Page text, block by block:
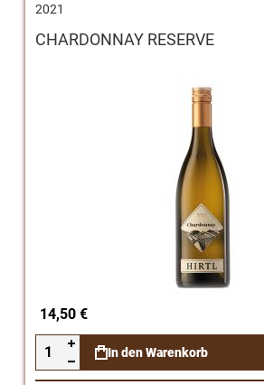
2021
CHARDONNAY RESERVE
14,50 €
In den Warenkorb